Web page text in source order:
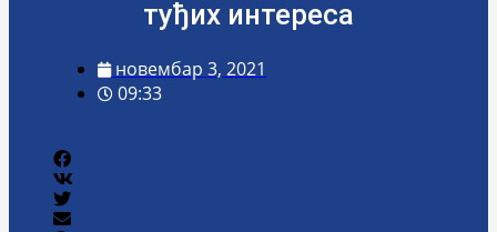
туђих интереса
новембар 3, 2021
09:33